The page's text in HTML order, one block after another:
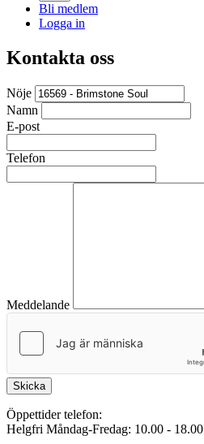
Bli medlem
Logga in
Kontakta oss
Nöje
Namn
E-post
Telefon
Meddelande
Skicka
Öppettider telefon:
Helgfri Måndag-Fredag: 10.00 - 18.00